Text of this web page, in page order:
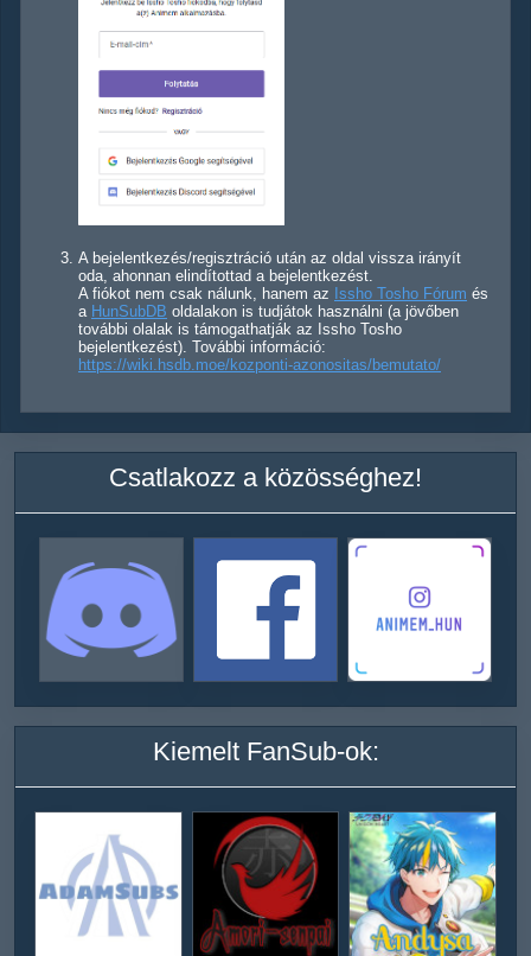
A bejelentkezés/regisztráció után az oldal vissza irányít
oda, ahonnan elindítottad a bejelentkezést.
A fiókot nem csak nálunk, hanem az Issho Tosho Fórum és
a HunSubDB oldalakon is tudjátok használni (a jövőben
további olalak is támogathatják az Issho Tosho
bejelentkezést). További információ:
https://wiki.hsdb.moe/kozponti-azonositas/bemutato/
Csatlakozz a közösséghez!
Kiemelt FanSub-ok: